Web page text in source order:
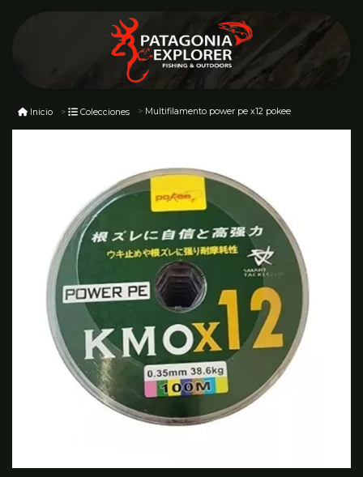
Inicio Colecciones Multifilamento power pe x12 pokee